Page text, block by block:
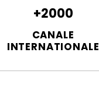
+2000
CANALE
INTERNATIONALE